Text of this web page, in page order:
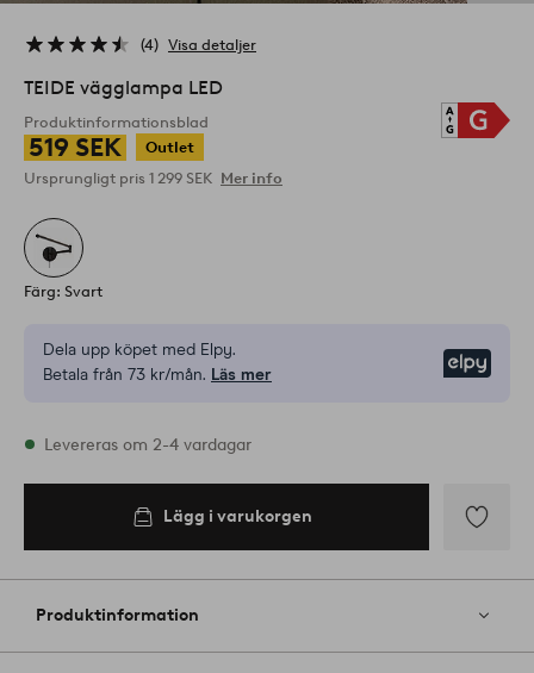
4 Visa detaljer
TEIDE vägglampa LED
Produktinformationsblad
519 SEK
Outlet
Ursprungligt pris 1 299 SEK Mer info
Färg: Svart
Dela upp köpet med Elpy.
Betala från 73 kr/mån. Läs mer
I lager
Levereras om 2-4 vardagar
Lägg i varukorgen
till
favoriter
Produktinformation